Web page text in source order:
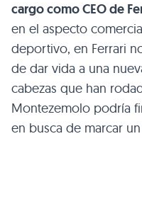
cargo comoCEOde
en el aspecto
deportivo, en Ferrari
de dar vida a una
cabezas que han
Montezemolo podría
en busca de marcar